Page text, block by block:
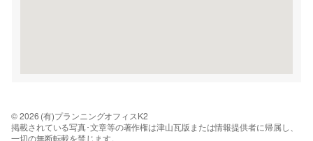
© 2026 (有)プランニングオフィスK2
掲載されている写真･文章等の著作権は津山瓦版または情報提供者に帰属し、
一切の無断転載を禁じます。